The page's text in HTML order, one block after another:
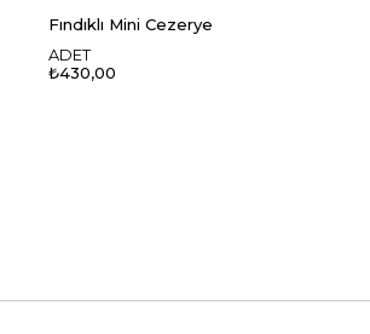
Fındıklı Mini Cezerye
ADET
₺430,00